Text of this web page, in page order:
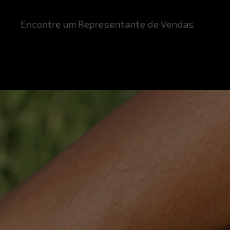
Encontre um Representante de Vendas